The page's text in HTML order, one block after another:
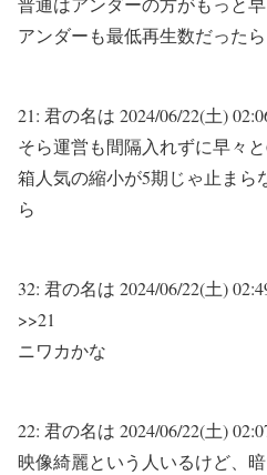
アンダーも最低再生数だった
21: 君の名は 2024/06/22(土)
そら運営も間隔入れずに早々
箱人気の縮小が5期じゃ止まら
ら
32: 君の名は 2024/06/22(土)
>>21
ニワカかな
22: 君の名は 2024/06/22(土)
映像綺麗という人いるけど、